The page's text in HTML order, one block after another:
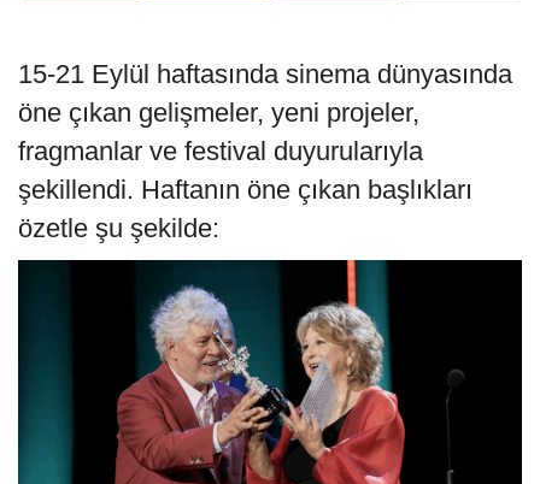
15-21 Eylül haftasında sinema dünyasında
öne çıkan gelişmeler, yeni projeler,
fragmanlar ve festival duyurularıyla
şekillendi. Haftanın öne çıkan başlıkları
özetle şu şekilde: